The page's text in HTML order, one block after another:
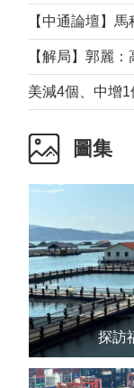
圖集
探訪